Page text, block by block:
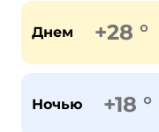
Днем +28 °
Ночью +18 °